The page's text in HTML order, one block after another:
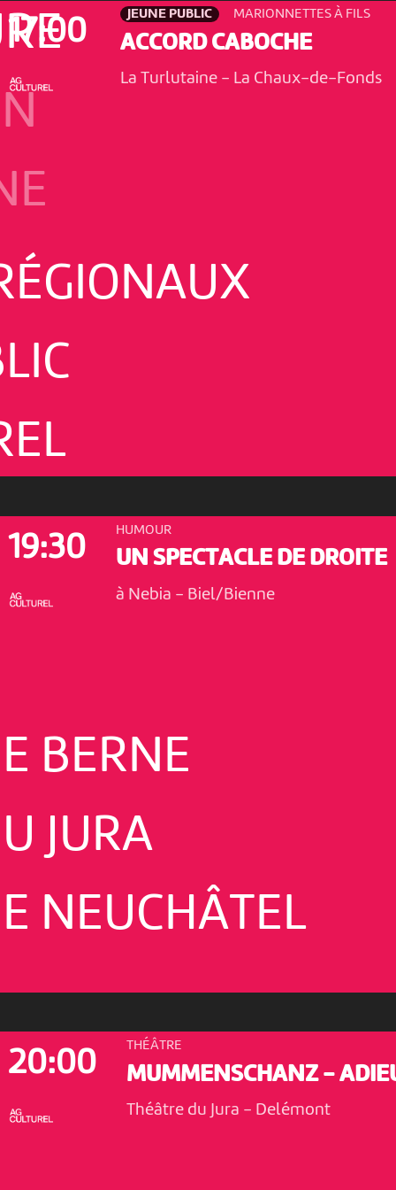
BERNE
JURA
NEUCHÂTEL
17:00
JEUNE PUBLIC MARIONNETTES À FILS
ACCORD CABOCHE
La Turlutaine - La Chaux-de-Fonds
19:30 HUMOUR
UN SPECTACLE DE DROITE
à Nebia - Biel/Bienne
20:00 THÉÂTRE
MUMMENSCHANZ -
Théâtre du Jura - Delémont